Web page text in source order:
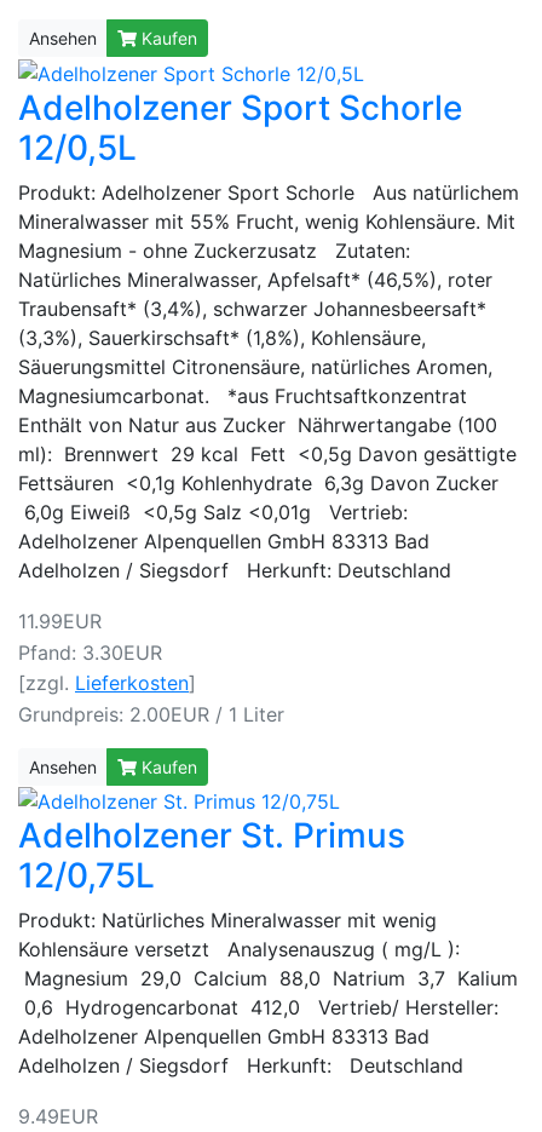
Ansehen Kaufen
Adelholzener Sport Schorle
12/0,5L
Produkt: Adelholzener Sport Schorle Aus natürlichem
Mineralwasser mit 55% Frucht, wenig Kohlensäure. Mit
Magnesium - ohne Zuckerzusatz Zutaten:
Natürliches Mineralwasser, Apfelsaft* (46,5%), roter
Traubensaft* (3,4%), schwarzer Johannesbeersaft*
(3,3%), Sauerkirschsaft* (1,8%), Kohlensäure,
Säuerungsmittel Citronensäure, natürliches Aromen,
Magnesiumcarbonat. *aus Fruchtsaftkonzentrat
Enthält von Natur aus Zucker Nährwertangabe (100
ml): Brennwert 29 kcal Fett <0,5g Davon gesättigte
Fettsäuren <0,1g Kohlenhydrate 6,3g Davon Zucker
6,0g Eiweiß <0,5g Salz <0,01g Vertrieb:
Adelholzener Alpenquellen GmbH 83313 Bad
Adelholzen / Siegsdorf Herkunft: Deutschland
11.99EUR
Pfand: 3.30EUR
[zzgl. Lieferkosten]
Grundpreis: 2.00EUR / 1 Liter
Ansehen Kaufen
Adelholzener St. Primus
12/0,75L
Produkt: Natürliches Mineralwasser mit wenig
Kohlensäure versetzt Analysenauszug ( mg/L ):
Magnesium 29,0 Calcium 88,0 Natrium 3,7 Kalium
0,6 Hydrogencarbonat 412,0 Vertrieb/ Hersteller:
Adelholzener Alpenquellen GmbH 83313 Bad
Adelholzen / Siegsdorf Herkunft: Deutschland
9.49EUR